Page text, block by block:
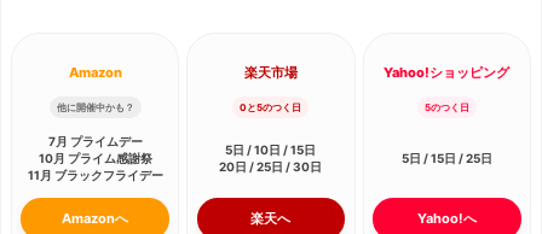
Amazon
他に開催中かも？
7月 プライムデー
10月 プライム感謝祭
11月 ブラックフライデー
Amazonへ
楽天市場
0と5のつく日
5日 / 10日 / 15日
20日 / 25日 / 30日
楽天へ
Yahoo!ショッピング
5のつく日
5日 / 15日 / 25日
Yahoo!へ